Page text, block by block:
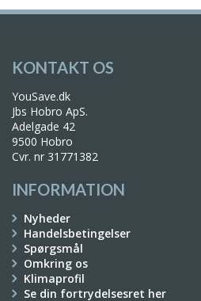
KONTAKT OS
YouSave.dk
Jbs Hobro ApS.
Adelgade 42
9500 Hobro
Cvr. nr 31771382
INFORMATION
Nyheder
Handelsbetingelser
Spørgsmål
Omkring os
Klimaprofil
Se din fortrydelsesret her